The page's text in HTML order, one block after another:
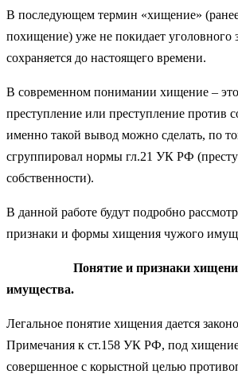
В последующем термин «хищение»
похищение) уже не покидает уголовного
сохраняется до настоящего времени.
В современном понимании хищение –
преступление или преступление против
именно такой вывод можно сделать, по
сгруппировал нормы гл.21 УК РФ
собственности).
В данной работе будут подробно
признаки и формы хищения чужого
Понятие и признаки хищения
имущества.
Легальное понятие хищения дается
Примечания к ст.158 УК РФ, под
совершенное с корыстной целью